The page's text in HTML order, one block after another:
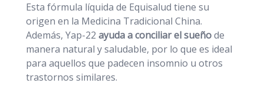
Esta fórmula líquida de Equisalud tiene su
origen en la Medicina Tradicional China.
Además, Yap-22 ayuda a conciliar el sueñode
manera natural y saludable, por lo que es ideal
para aquellos que padecen insomnio u otros
trastornos similares.